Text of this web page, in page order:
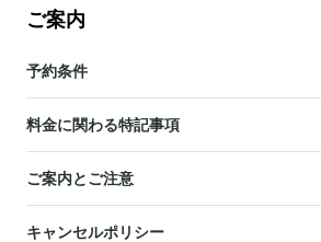
ご案内
予約条件
料金に関わる特記事項
ご案内とご注意
キャンセルポリシー